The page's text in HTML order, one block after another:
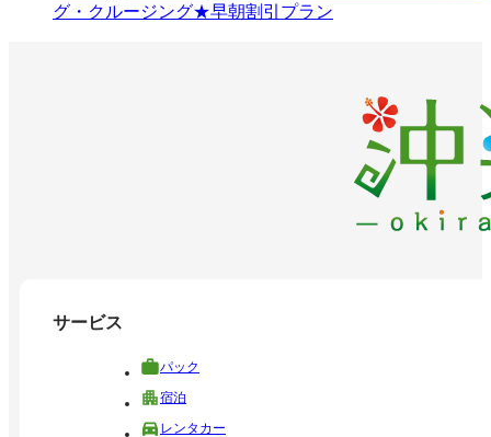
グ・クルージング★早朝割引プラン
サービス
パック
宿泊
レンタカー